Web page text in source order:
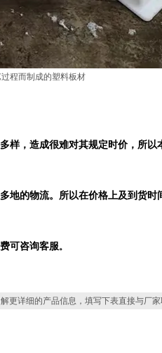
程而制成的塑料板材
样，造成很难对其规定时价，所以
地的物流。所以在价格上及到货时
可咨询客服。
更详细的产品信息，填写下表直接与厂家